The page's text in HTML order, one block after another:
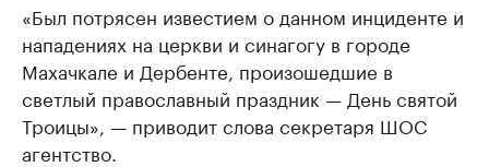
«Был потрясен известием о данном инциденте и
нападениях на церкви и синагогу в городе
Махачкале и Дербенте, произошедшие в
светлый православный праздник — День святой
Троицы», — приводит слова секретаря ШОС
агентство.